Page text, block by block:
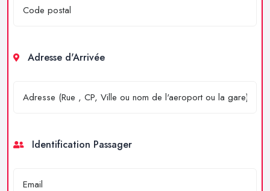
Adresse d'Arrivée
Identification Passager